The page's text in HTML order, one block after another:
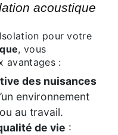
, vous
avantages :
des nuisances
environnement
au travail.
de vie :